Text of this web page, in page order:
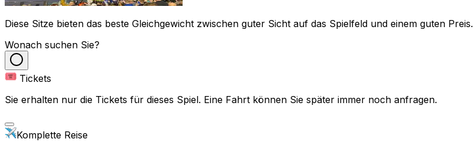
Diese Sitze bieten das beste Gleichgewicht zwischen guter Sicht auf das Spielfeld und einem guten Preis.
Wonach suchen Sie?
Tickets
Sie erhalten nur die Tickets für dieses Spiel. Eine Fahrt können Sie später immer noch anfragen.
Komplette Reise